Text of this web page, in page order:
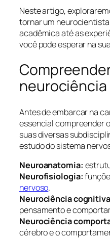
Neste artigo,
tornar um
acadêmica até as
você pode esperar na
neurociência
Antes de embarcar na
essencial compreender
suas diversas
estudo do sistema
Neuroanatomia:
Neurofisiologia:
nervoso.
Neurociência
pensamento e
Neurociência
cérebro e o